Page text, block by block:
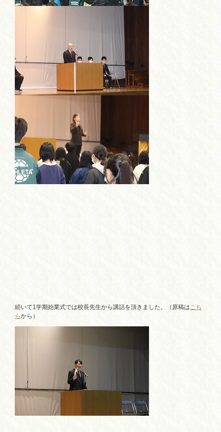
続いて1学期始業式では校長先生から講話を頂きました。（原稿はこち
らから）